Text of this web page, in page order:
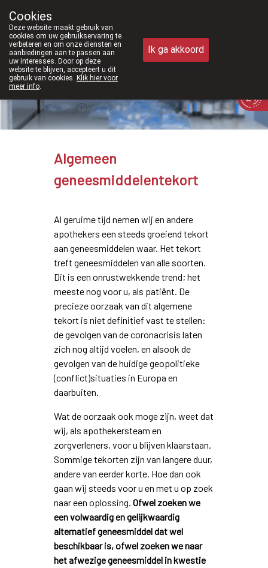
011/610300
Vandaag
Algemeen
geneesmiddelentekort
Al geruime tijd nemen wij en andere
apothekers een steeds groeiend tekort
aan geneesmiddelen waar. Het tekort
treft geneesmiddelen van alle soorten.
Dit is een onrustwekkende trend; het
meeste nog voor u, als patiënt. De
precieze oorzaak van dit algemene
tekort is niet definitief vast te stellen:
de gevolgen van de coronacrisis laten
zich nog altijd voelen, en alsook de
gevolgen van de huidige geopolitieke
(conflict)situaties in Europa en
daarbuiten.
Wat de oorzaak ook moge zijn, weet dat
wij, als apothekersteam en
zorgverleners, voor u blijven klaarstaan.
Sommige tekorten zijn van langere duur,
andere van eerder korte. Hoe dan ook
gaan wij steeds voor u en met u op zoek
naar een oplossing. Ofwel zoeken we
een volwaardig en gelijkwaardig
alternatief geneesmiddel dat wel
beschikbaar is, ofwel zoeken we naar
het afwezige geneesmiddel in kwestie
Cookies
Deze website maakt gebruik van
cookies om uw gebruikservaring te
verbeteren en om onze diensten en
aanbiedingen aan te passen aan
uw interesses. Door op deze
website te blijven, accepteert u dit
gebruik van cookies. Klik hier voor
meer info.
Ik ga akkoord